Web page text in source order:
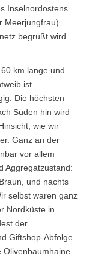
Inselnordostens
Meerjungfrau)
begrüßt wird.
km lange und
ist
Die höchsten
Süden hin wird
wie wir
Ganz an der
vor allem
Aggregatzustand:
und nachts
selbst waren ganz
Nordküste in
der
Giftshop-Abfolge
Olivenbaumhaine